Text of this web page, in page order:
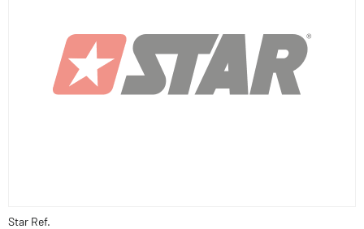
Star Ref.